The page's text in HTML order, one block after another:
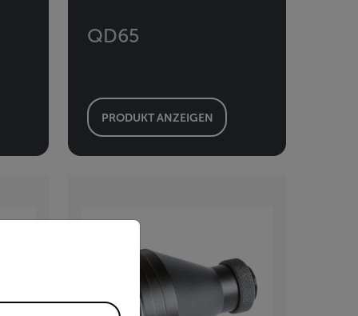
QD65
PRODUKT ANZEIGEN
version of our website.